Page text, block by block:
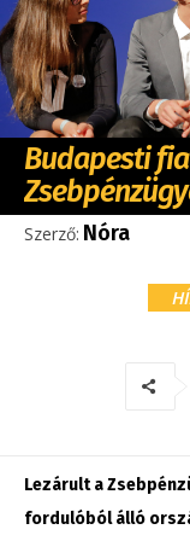
Budapesti
Szerző: Nóra
Lezárult a
fordulóból álló